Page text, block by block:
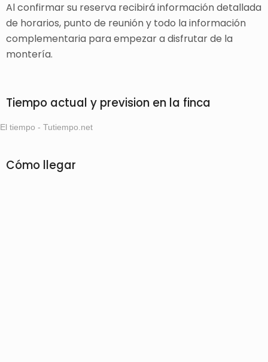
Al confirmar su reserva recibirá información detallada
de horarios, punto de reunión y todo la información
complementaria para empezar a disfrutar de la
montería.
Tiempo actual y prevision en la finca
El tiempo - Tutiempo.net
Cómo llegar